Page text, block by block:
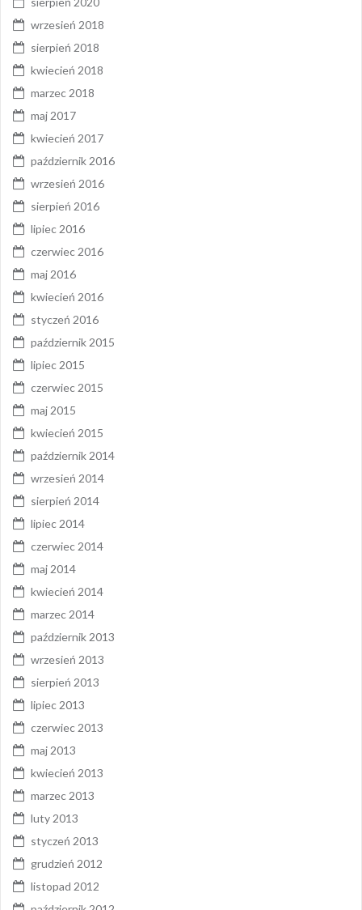
wrzesień 2018
sierpień 2018
kwiecień 2018
marzec 2018
maj 2017
kwiecień 2017
październik 2016
wrzesień 2016
sierpień 2016
lipiec 2016
czerwiec 2016
maj 2016
kwiecień 2016
styczeń 2016
październik 2015
lipiec 2015
czerwiec 2015
maj 2015
kwiecień 2015
październik 2014
wrzesień 2014
sierpień 2014
lipiec 2014
czerwiec 2014
maj 2014
kwiecień 2014
marzec 2014
październik 2013
wrzesień 2013
sierpień 2013
lipiec 2013
czerwiec 2013
maj 2013
kwiecień 2013
marzec 2013
luty 2013
styczeń 2013
grudzień 2012
listopad 2012